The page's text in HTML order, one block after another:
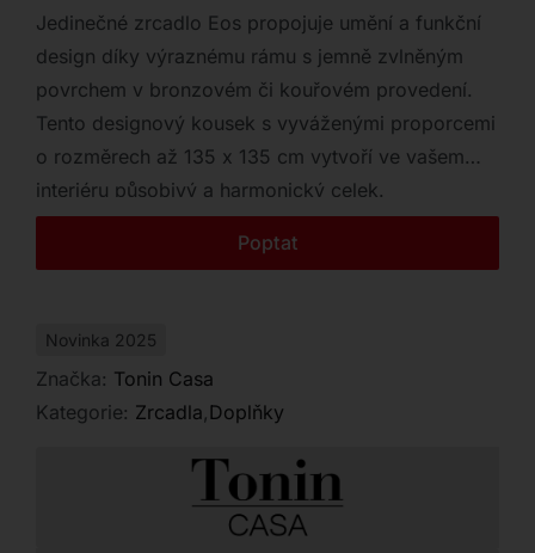
Katalog
Značky
Outlet
Kontakt
Jedinečné zrcadlo Eos propojuje umění a funkční
design díky výraznému rámu s jemně zvlněným
povrchem v bronzovém či kouřovém provedení.
Tento designový kousek s vyváženými proporcemi
o rozměrech až 135 x 135 cm vytvoří ve vašem
interiéru působivý a harmonický celek.
Poptat
Novinka 2025
Značka: Tonin Casa
Kategorie: Zrcadla,Doplňky